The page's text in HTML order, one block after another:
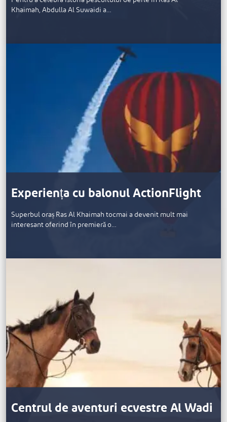
Khaimah, Abdulla Al Suwaidi a…
Experiența cu balonul ActionFlight
Superbul oraș Ras Al Khaimah tocmai a devenit mult mai
interesant oferind în premieră o…
Centrul de aventuri ecvestre Al Wadi